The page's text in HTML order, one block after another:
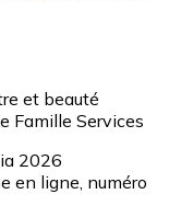
et beauté
Famille Services
2026
en ligne, numéro